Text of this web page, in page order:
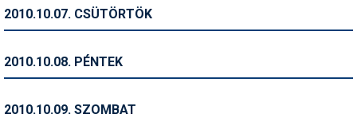
Magazinok
Pályázatok
2010.10.07. CSÜTÖRTÖK
2010.10.08. PÉNTEK
2010.10.09. SZOMBAT